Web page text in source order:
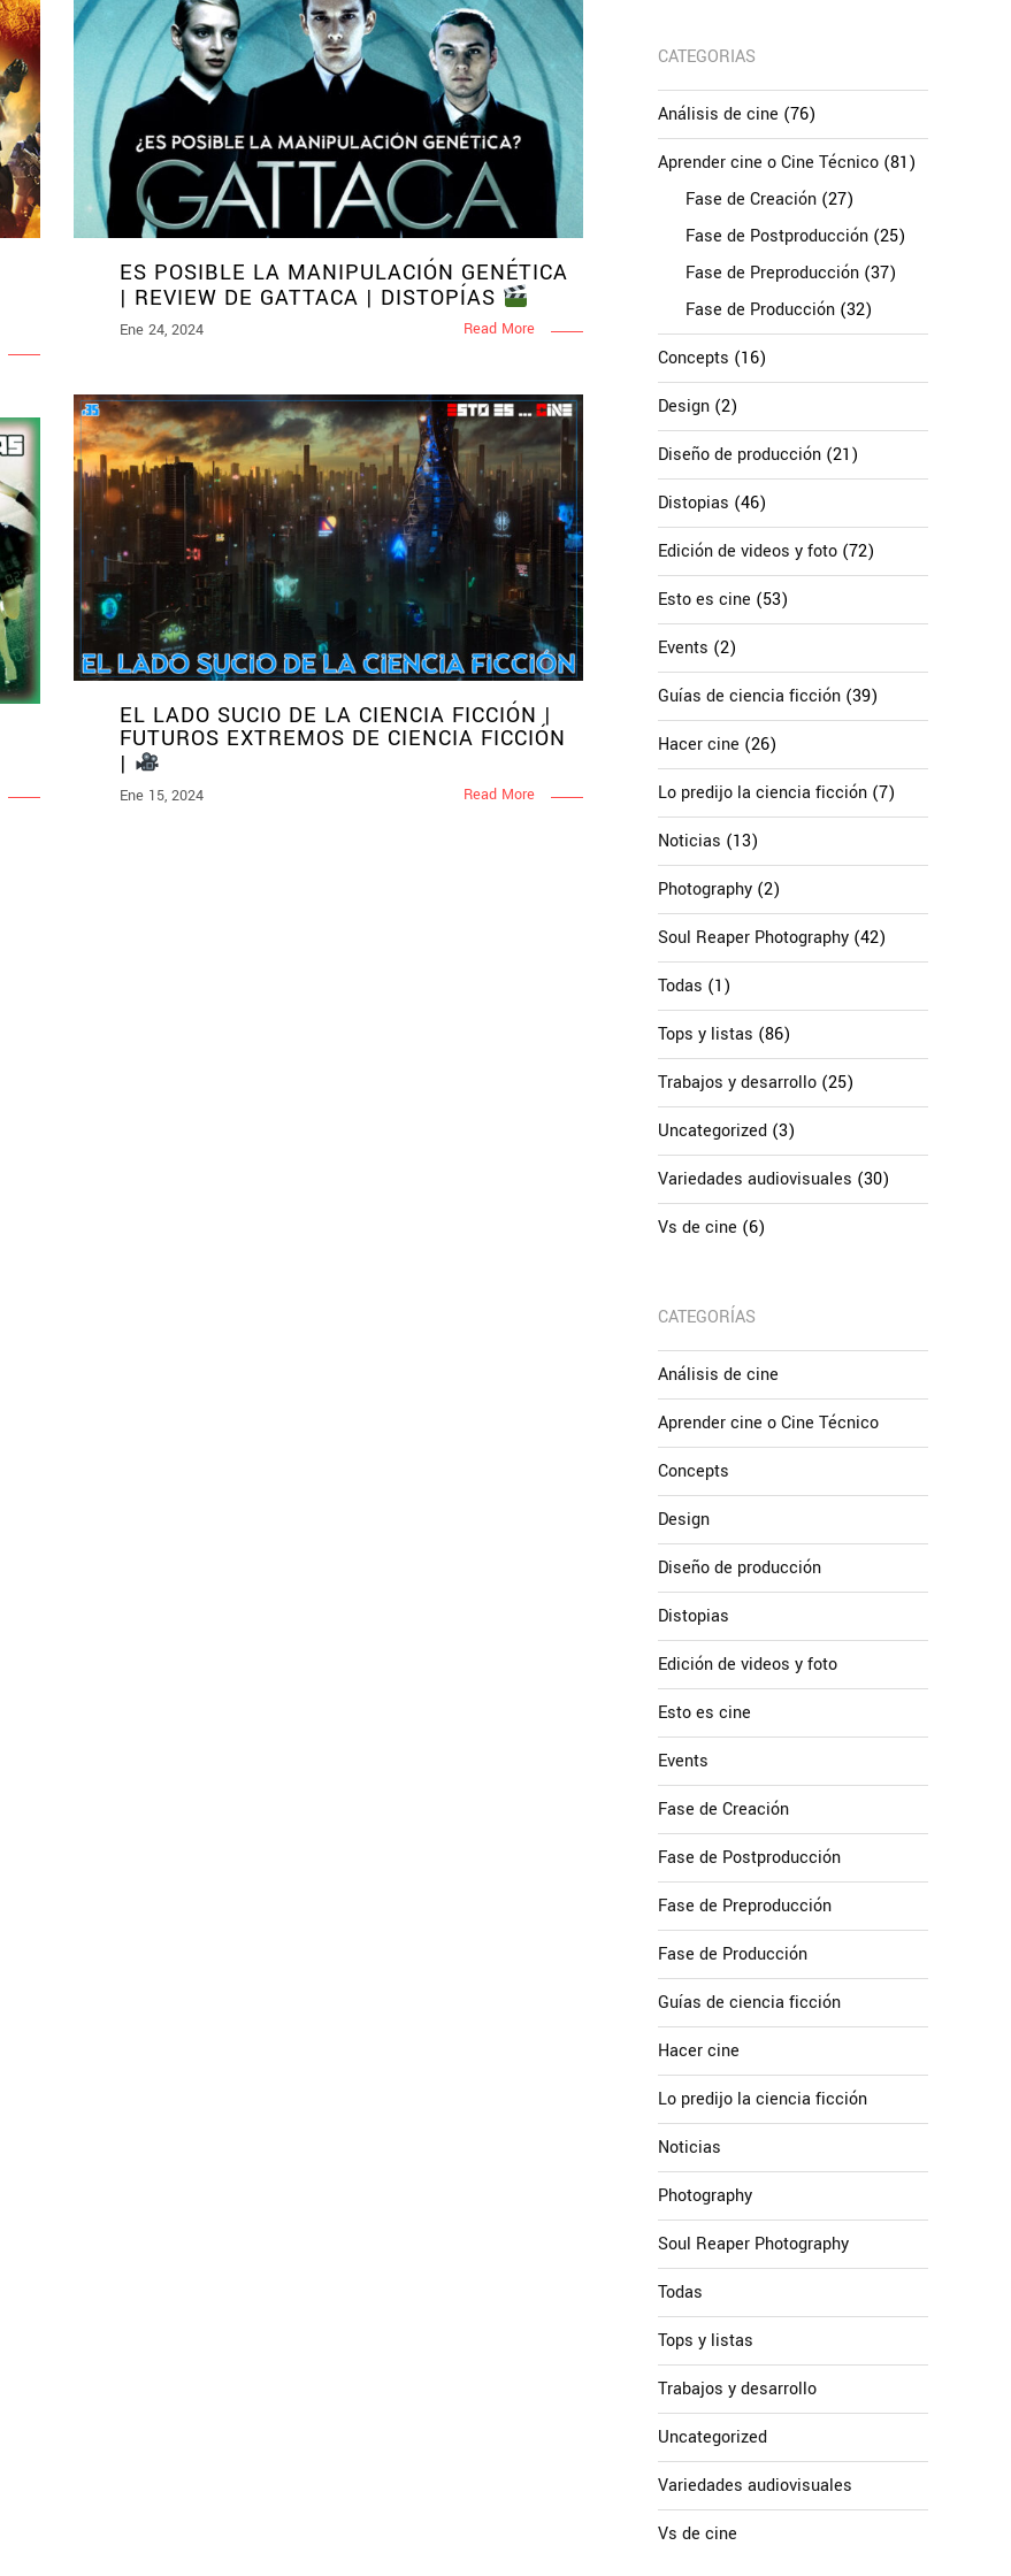
ES POSIBLE LA MANIPULACIÓN GENÉTICA
| REVIEW DE GATTACA | DISTOPÍAS
Ene 24, 2024 Read More
EL LADO SUCIO DE LA CIENCIA FICCIÓN |
FUTUROS EXTREMOS DE CIENCIA FICCIÓN
|
Ene 15, 2024 Read More
CATEGORIAS
Análisis de cine (76)
Aprender cine o Cine Técnico (81)
Fase de Creación (27)
Fase de Postproducción (25)
Fase de Preproducción (37)
Fase de Producción (32)
Concepts (16)
Design (2)
Diseño de producción (21)
Distopias (46)
Edición de videos y foto (72)
Esto es cine (53)
Events (2)
Guías de ciencia ficción (39)
Hacer cine (26)
Lo predijo la ciencia ficción (7)
Noticias (13)
Photography (2)
Soul Reaper Photography (42)
Todas (1)
Tops y listas (86)
Trabajos y desarrollo (25)
Uncategorized (3)
Variedades audiovisuales (30)
Vs de cine (6)
CATEGORÍAS
Análisis de cine
Aprender cine o Cine Técnico
Concepts
Design
Diseño de producción
Distopias
Edición de videos y foto
Esto es cine
Events
Fase de Creación
Fase de Postproducción
Fase de Preproducción
Fase de Producción
Guías de ciencia ficción
Hacer cine
Lo predijo la ciencia ficción
Noticias
Photography
Soul Reaper Photography
Todas
Tops y listas
Trabajos y desarrollo
Uncategorized
Variedades audiovisuales
Vs de cine